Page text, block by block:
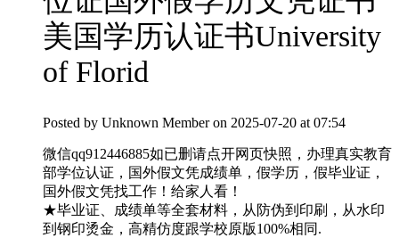
美国学历认证书University
of Florid
Posted by Unknown Member on 2025-07-20 at 07:54
微信qq912446885如已删请点开网页快照，办理真实教育
部学位认证，国外假文凭成绩单，假学历，假毕业证，
国外假文凭找工作！给家人看！
★毕业证、成绩单等全套材料，从防伪到印刷，从水印
到钢印烫金，高精仿度跟学校原版100%相同.